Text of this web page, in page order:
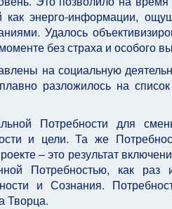
энерго-информации,
Удалось
без страха и особого
на социальную
разложилось на
Потребности для
и цели. Та же
– это результат
Потребностью, как
и Сознания.
Творца.